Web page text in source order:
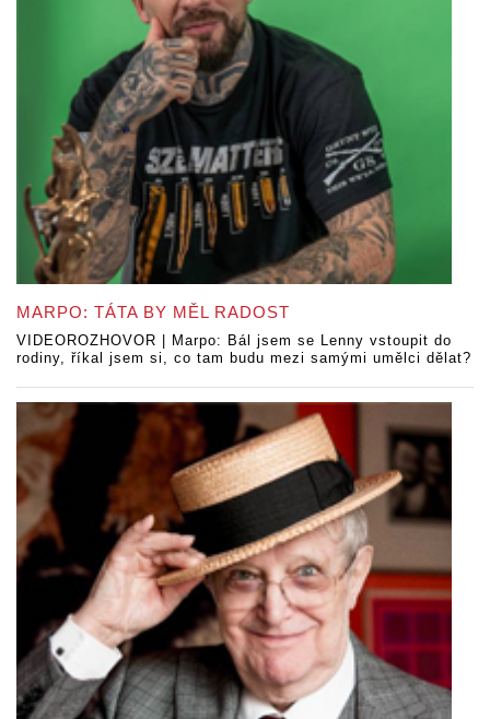
MARPO: TÁTA BY MĚL RADOST
VIDEOROZHOVOR | Marpo: Bál jsem se Lenny vstoupit do
rodiny, říkal jsem si, co tam budu mezi samými umělci dělat?